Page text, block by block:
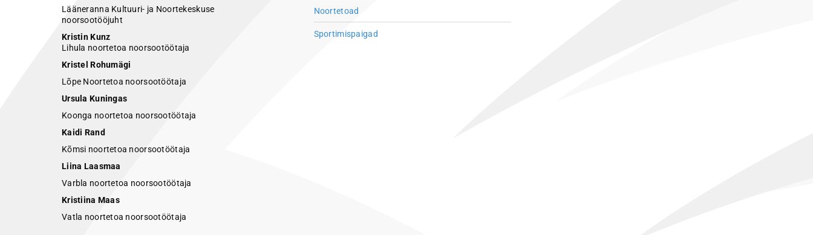
Lääneranna Kultuuri- ja Noortekeskuse
noorsootööjuht
Kristin Kunz
Lihula noortetoa noorsootöötaja
Kristel Rohumägi
Lõpe Noortetoa noorsootöötaja
Ursula Kuningas
Koonga noortetoa noorsootöötaja
Kaidi Rand
Kõmsi noortetoa noorsootöötaja
Liina Laasmaa
Varbla noortetoa noorsootöötaja
Kristiina Maas
Vatla noortetoa noorsootöötaja
Noortetoad
Sportimispaigad